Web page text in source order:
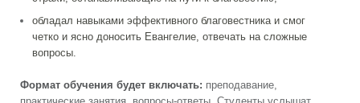
обладал навыками эффективного благовестника и смог
четко и ясно доносить Евангелие, отвечать на сложные
вопросы.
Формат обучения будет включать: преподавание,